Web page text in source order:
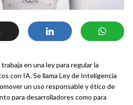
en una ley para regular la
con IA. Se llama Ley de Inteligencia
un uso responsable y ético de
para desarrolladores como para